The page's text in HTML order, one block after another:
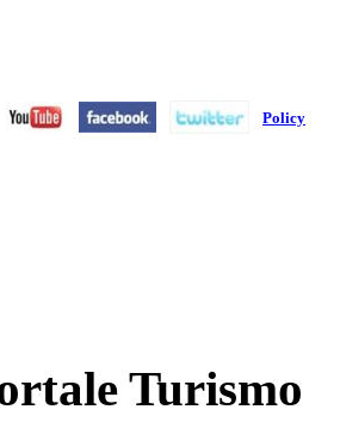
Policy
Turismo